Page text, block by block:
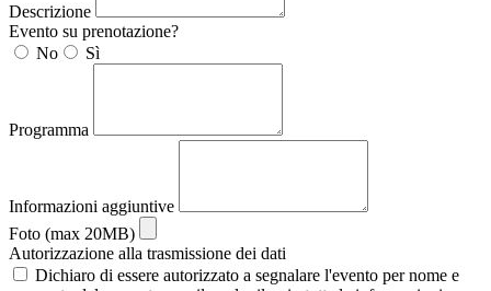
Descrizione
Evento su prenotazione?
No
Sì
Programma
Informazioni aggiuntive
Foto (max 20MB)
Autorizzazione alla trasmissione dei dati
Dichiaro di essere autorizzato a segnalare l'evento per nome e